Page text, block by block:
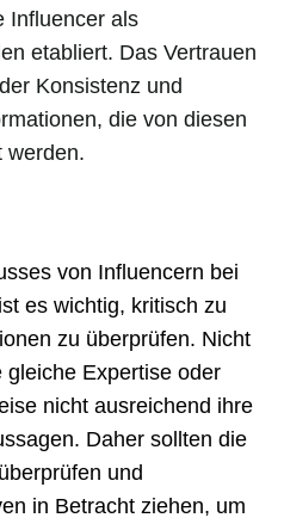
Influencer als
etabliert. Das Vertrauen
Konsistenz und
die von diesen
werden.
von Influencern bei
es wichtig, kritisch zu
zu überprüfen. Nicht
Expertise oder
nicht ausreichend ihre
Daher sollten die
und
in Betracht ziehen, um